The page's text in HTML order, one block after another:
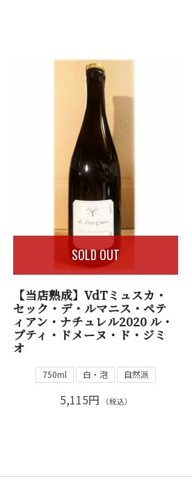
SOLD OUT
【当店熟成】VdTミュスカ・
セック・デ・ルマニス・ペテ
ィアン・ナチュレル2020 ル・
プティ・ドメーヌ・ド・ジミ
オ
750ml 白・泡 自然派
5,115円 （税込）